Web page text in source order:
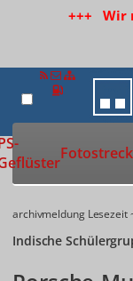
+++ Wir
archivmeldung Lesezeit
Indische